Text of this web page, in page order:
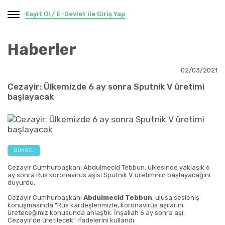
Kayıt Ol / E-Devlet ile Giriş Yap
Haberler
02/03/2021
Cezayir: Ülkemizde 6 ay sonra Sputnik V üretimi
başlayacak
GÜNCEL
Cezayir Cumhurbaşkanı Abdulmecid Tebbun, ülkesinde yaklaşık 6
ay sonra Rus koronavirüs aşısı Sputnik V üretiminin başlayacağını
duyurdu.
Cezayir Cumhurbaşkanı Abdulmecid Tebbun, ulusa sesleniş
konuşmasında "Rus kardeşlerimizle, koronavirüs aşılarını
üreteceğimiz konusunda anlaştık. İnşallah 6 ay sonra aşı,
Cezayir'de üretilecek" ifadelerini kullandı.